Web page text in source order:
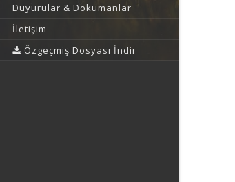
Duyurular & Dokümanlar
İletişim
Özgeçmiş Dosyası İndir